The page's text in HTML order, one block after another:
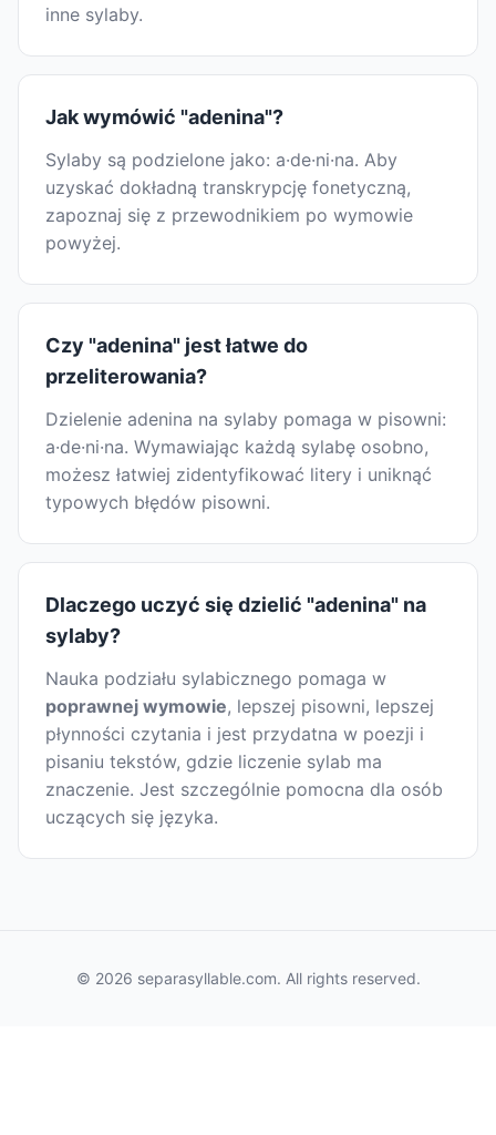
inne sylaby.
Jak wymówić "adenina"?
Sylaby są podzielone jako: a·de·ni·na. Aby
uzyskać dokładną transkrypcję fonetyczną,
zapoznaj się z przewodnikiem po wymowie
powyżej.
Czy "adenina" jest łatwe do
przeliterowania?
Dzielenie adenina na sylaby pomaga w pisowni:
a·de·ni·na. Wymawiając każdą sylabę osobno,
możesz łatwiej zidentyfikować litery i uniknąć
typowych błędów pisowni.
Dlaczego uczyć się dzielić "adenina" na
sylaby?
Nauka podziału sylabicznego pomaga w
poprawnej wymowie, lepszej pisowni, lepszej
płynności czytania i jest przydatna w poezji i
pisaniu tekstów, gdzie liczenie sylab ma
znaczenie. Jest szczególnie pomocna dla osób
uczących się języka.
© 2026 separasyllable.com. All rights reserved.